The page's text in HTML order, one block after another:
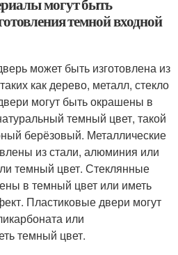
могут быть
темной входной
может быть изготовлена из
как дерево, металл, стекло
могут быть окрашены в
темный цвет, такой
берёзовый. Металлические
из стали, алюминия или
темный цвет. Стеклянные
в темный цвет или иметь
Пластиковые двери могут
или
темный цвет.